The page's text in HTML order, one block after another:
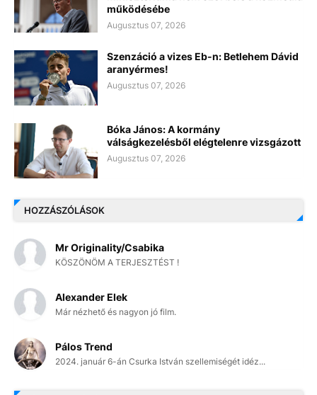
működésébe
Augusztus 07, 2026
Szenzáció a vizes Eb-n: Betlehem Dávid
aranyérmes!
Augusztus 07, 2026
Bóka János: A kormány
válságkezelésből elégtelenre vizsgázott
Augusztus 07, 2026
HOZZÁSZÓLÁSOK
Mr Originality/Csabika
KÖSZÖNÖM A TERJESZTÉST !
Alexander Elek
Már nézhető és nagyon jó film.
Pálos Trend
2024. január 6-án Csurka István szellemiségét idéz...